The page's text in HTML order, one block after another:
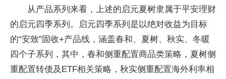
从产品系列来看，上述的启元夏树隶属于平安理财
的启元四季系列。启元四季系列是以绝对收益为目标
的“安致”固收+产品线，涵盖春和、夏树、秋实、冬暖
四个子系列，其中，春和侧重配置商品类策略，夏树侧
重配置转债及ETF相关策略，秋实侧重配置海外利率相